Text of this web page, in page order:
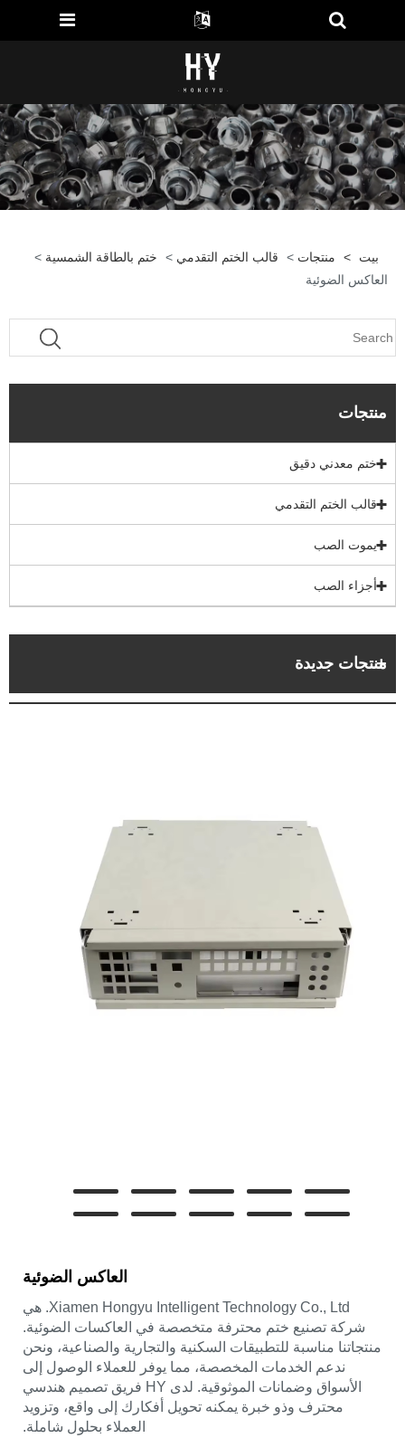
بيت > منتجات > قالب الختم التقدمي > ختم بالطاقة الشمسية >
العاكس الضوئية
منتجات
ختم معدني دقيق
قالب الختم التقدمي
يموت الصب
أجزاء الصب
منتجات جديدة
العاكس الضوئية
Xiamen Hongyu Intelligent Technology Co., Ltd. هي
شركة تصنيع ختم محترفة متخصصة في العاكسات الضوئية.
منتجاتنا مناسبة للتطبيقات السكنية والتجارية والصناعية، ونحن
ندعم الخدمات المخصصة، مما يوفر للعملاء الوصول إلى
الأسواق وضمانات الموثوقية. لدى HY فريق تصميم هندسي
محترف وذو خبرة يمكنه تحويل أفكارك إلى واقع، وتزويد
العملاء بحلول شاملة.